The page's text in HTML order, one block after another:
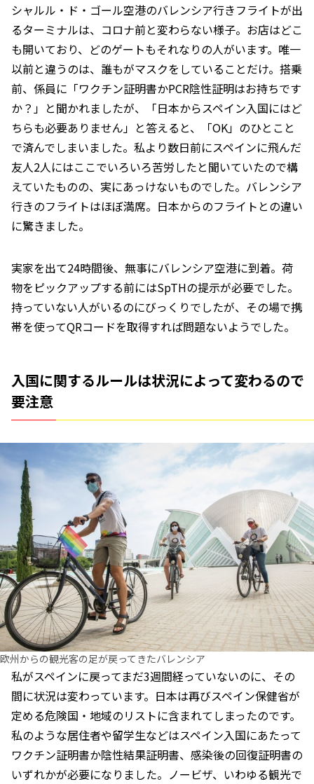
シャルル・ド・ゴール空港のバレンシア行きフライトが出
るターミナルは、コロナ前と変わらない様子。お店はどこ
も開いており、どのゲートもそれなりの人がいます。唯一
以前と違うのは、誰もがマスクをしていることだけ。搭乗
前、係員に「ワクチン証明書かPCR陰性証明はお持ちです
か？」と聞かれましたが、「日本からスペイン入国にはど
ちらも必要ありません」と答えると、「OK」のひとこと
で済んでしまいました。私より数日前にスペインに飛んだ
友人2人にはここでいろいろ苦労したと聞いていたので構
えていたものの、実にあっけないものでした。バレンシア
行きのフライトはほぼ満席。日本からのフライトとの違い
に驚きました。
実家を出て24時間後、無事にバレンシア空港に到着。荷
物をピックアップする前にはSpTHの提示が必要でした。
持っていない人がいるのにびっくりでしたが、その場で携
帯を使ってQRコードを取得すれば問題ないようでした。
入国に関するルールは状況によって変わるので
要注意
欧州からの観光客の足が戻ってきたバレンシア
私がスペインに戻ってまだ3週間経っていないのに、その
間に状況は変わっています。日本は再びスペイン保健省が
定める危険国・地域のリストに含まれてしまったのです。
私のような居住者や留学生などはスペイン入国にあたって
ワクチン証明書か陰性結果証明書、感染後の回復証明書の
いずれかが必要になりました。ノービザ、いわゆる観光で